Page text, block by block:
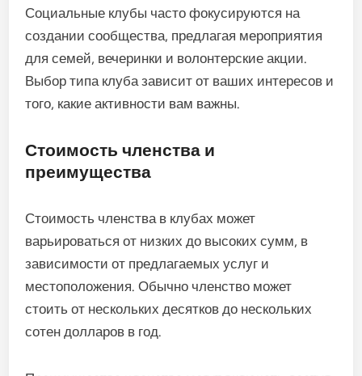
Социальные клубы часто фокусируются на
создании сообщества, предлагая мероприятия
для семей, вечеринки и волонтерские акции.
Выбор типа клуба зависит от ваших интересов и
того, какие активности вам важны.
Стоимость членства и
преимущества
Стоимость членства в клубах может
варьироваться от низких до высоких сумм, в
зависимости от предлагаемых услуг и
местоположения. Обычно членство может
стоить от нескольких десятков до нескольких
сотен долларов в год.